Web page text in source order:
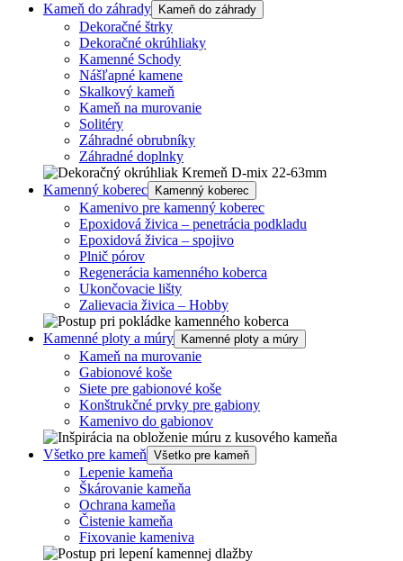
Kameň do záhrady Kameň do záhrady
Dekoračné štrky
Dekoračné okrúhliaky
Kamenné Schody
Nášľapné kamene
Skalkový kameň
Kameň na murovanie
Solitéry
Záhradné obrubníky
Záhradné doplnky
Kamenný koberec Kamenný koberec
Kamenivo pre kamenný koberec
Epoxidová živica – penetrácia podkladu
Epoxidová živica – spojivo
Plnič pórov
Regenerácia kamenného koberca
Ukončovacie lišty
Zalievacia živica – Hobby
Kamenné ploty a múry Kamenné ploty a múry
Kameň na murovanie
Gabionové koše
Siete pre gabionové koše
Konštrukčné prvky pre gabiony
Kamenivo do gabionov
Všetko pre kameň Všetko pre kameň
Lepenie kameňa
Škárovanie kameňa
Ochrana kameňa
Čistenie kameňa
Fixovanie kameniva